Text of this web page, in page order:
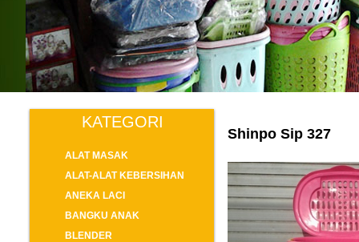
KATEGORI
ALAT MASAK
ALAT-ALAT KEBERSIHAN
ANEKA LACI
BANGKU ANAK
BLENDER
Shinpo Sip 327